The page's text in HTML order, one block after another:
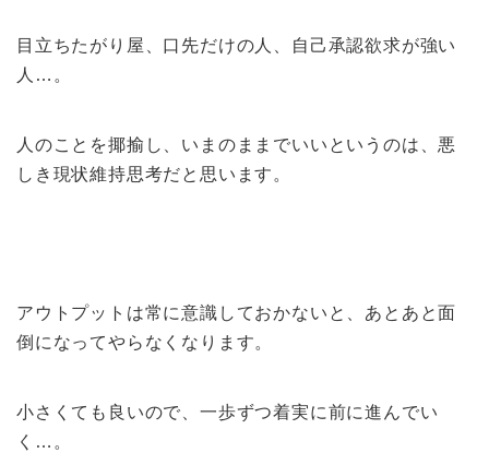
目立ちたがり屋、口先だけの人、自己承認欲求が強い
人…。
人のことを揶揄し、いまのままでいいというのは、悪
しき現状維持思考だと思います。
アウトプットは常に意識しておかないと、あとあと面
倒になってやらなくなります。
小さくても良いので、一歩ずつ着実に前に進んでい
く…。